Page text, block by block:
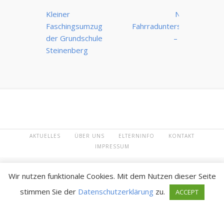
Beitrags-
Navigation
Kleiner
Faschingsumzug
der Grundschule
Steinenberg
Neuer
Fahrradunterstand
– Juhu!!
AKTUELLES ÜBER UNS ELTERNINFO
KONTAKT
IMPRESSUM
Wir nutzen funktionale Cookies. Mit dem Nutzen dieser Seite
stimmen Sie der Datenschutzerklärungzu. ACCEPT